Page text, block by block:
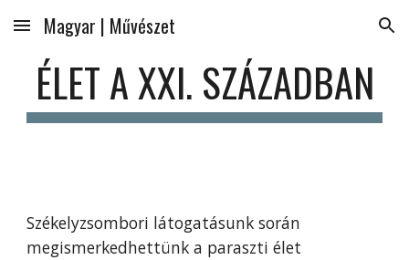
Skip to main content Skip to navigation
Magyar | Művészet
ÉLET A XXI. SZÁZADBAN
Székelyzsombori látogatásunk során
megismerkedhettünk a paraszti élet